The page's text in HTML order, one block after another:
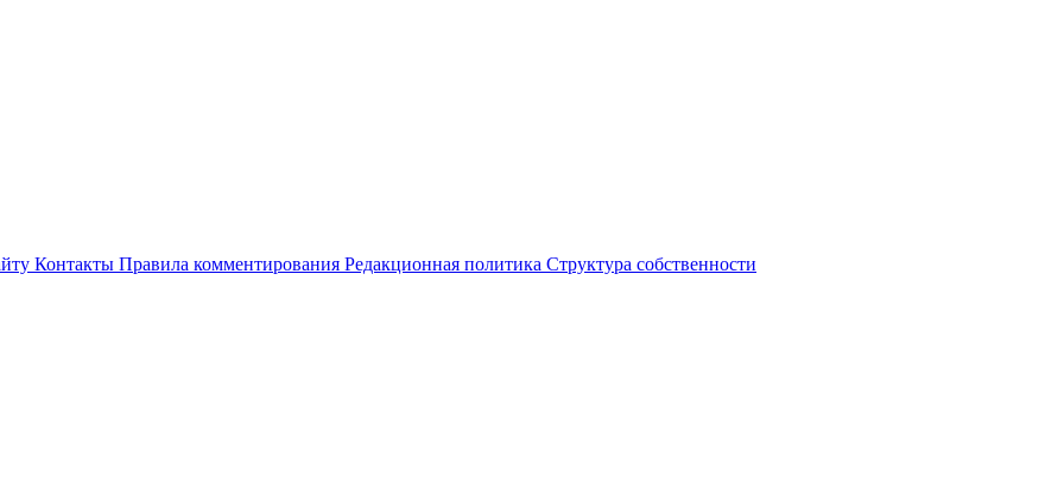
Контакты Правила комментирования Редакционная политика Структура собственности